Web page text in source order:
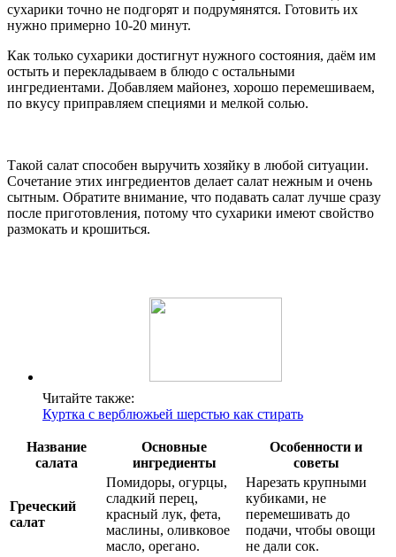
сухарики точно не подгорят и подрумянятся. Готовить их
нужно примерно 10-20 минут.
Как только сухарики достигнут нужного состояния, даём им
остыть и перекладываем в блюдо с остальными
ингредиентами. Добавляем майонез, хорошо перемешиваем,
по вкусу приправляем специями и мелкой солью.
Такой салат способен выручить хозяйку в любой ситуации.
Сочетание этих ингредиентов делает салат нежным и очень
сытным. Обратите внимание, что подавать салат лучше сразу
после приготовления, потому что сухарики имеют свойство
размокать и крошиться.
Читайте также:
Куртка с верблюжьей шерстью как стирать
Название
салата
Основные
ингредиенты
Особенности и
советы
Греческий
салат
Помидоры, огурцы,
сладкий перец,
красный лук, фета,
маслины, оливковое
масло, орегано.
Нарезать крупными
кубиками, не
перемешивать до
подачи, чтобы овощи
не дали сок.